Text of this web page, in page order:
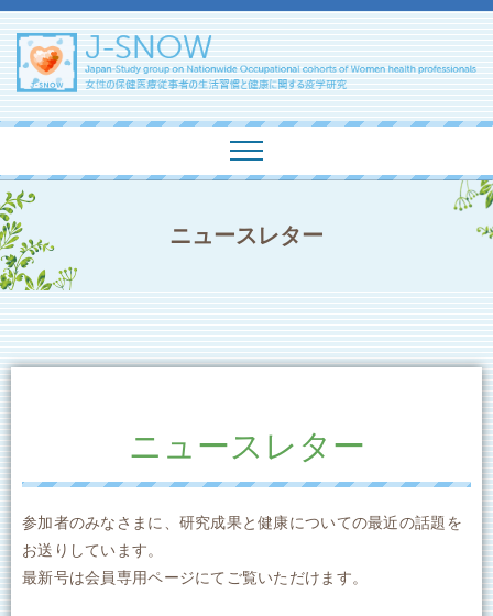
ニュースレター
ニュースレター
参加者のみなさまに、研究成果と健康についての最近の話題を
お送りしています。
最新号は会員専用ページにてご覧いただけます。